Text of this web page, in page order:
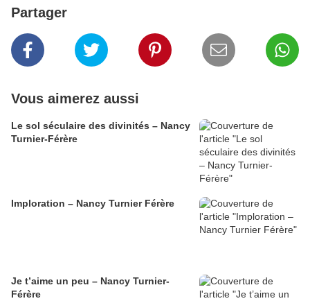
Partager
Vous aimerez aussi
Le sol séculaire des divinités – Nancy
Turnier-Férère
Imploration – Nancy Turnier Férère
Je t’aime un peu – Nancy Turnier-
Férère